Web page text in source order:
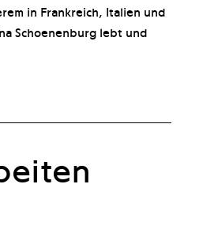
in Frankreich, Italien und
Schoenenburg lebt und